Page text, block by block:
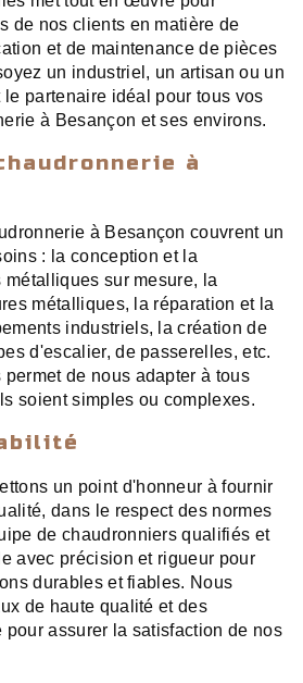
de nos clients en matière de
et de maintenance de pièces
un industriel, un artisan ou un
partenaire idéal pour tous vos
à Besançon et ses environs.
à
à Besançon couvrent un
: la conception et la
sur mesure, la
métalliques, la réparation et la
industriels, la création de
d'escalier, de passerelles, etc.
de nous adapter à tous
soient simples ou complexes.
un point d'honneur à fournir
dans le respect des normes
de chaudronniers qualifiés et
avec précision et rigueur pour
durables et fiables. Nous
de haute qualité et des
assurer la satisfaction de nos